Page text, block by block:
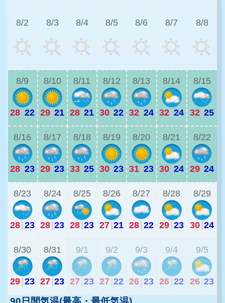
8/2 8/3 8/4 8/5 8/6 8/7 8/8
8/9
28|22
8/10
29|21
8/11
28|21
8/12
30|22
8/13
32|24
8/14
32|24
8/15
32|25
8/16
28|23
8/17
29|23
8/18
33|25
8/19
30|23
8/20
31|23
8/21
30|24
8/22
29|24
8/23
28|23
8/24
28|23
8/25
28|23
8/26
27|21
8/27
28|22
8/28
29|23
8/29
30|24
8/30
29|23
8/31
27|23
9/1
27 23
9/2
27 22
9/3
26 23
9/4
26 22
9/5
26 23